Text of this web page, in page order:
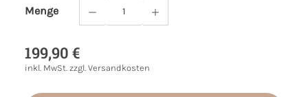
Menge
Produkt Anzahl: Gib den gewünschten
199,90 €
inkl. MwSt. zzgl. Versandkosten